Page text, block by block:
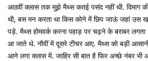
आठवीं क्लास तक मुझे मैथ्स कतई पसंद नहीं थी. दिमाग की
थी, बस मन करता था किस कोने में छिप जाऊं जहां उस
पड़े. मैथ्स होमवर्क करना पहाड़ पर चढ़ने के बराबर
आ जाते थे. नौवीं में दूसरे टीचर आए. मैथ्स को बड़ी
आने लगा क्लास में. जाहिर सी बात है फिर अच्छे नंबर